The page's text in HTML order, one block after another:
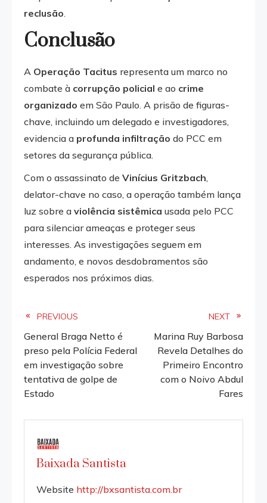
reclusão.
Conclusão
A Operação Tacitus representa um marco no
combate à corrupção policial e ao crime
organizado em São Paulo. A prisão de figuras-
chave, incluindo um delegado e investigadores,
evidencia a profunda infiltração do PCC em
setores da segurança pública.
Com o assassinato de Vinícius Gritzbach,
delator-chave no caso, a operação também lança
luz sobre a violência sistêmica usada pelo PCC
para silenciar ameaças e proteger seus
interesses. As investigações seguem em
andamento, e novos desdobramentos são
esperados nos próximos dias.
Read
more
articles
PREVIOUS
General Braga Netto é
preso pela Polícia Federal
em investigação sobre
tentativa de golpe de
Estado
NEXT
Marina Ruy Barbosa
Revela Detalhes do
Primeiro Encontro
com o Noivo Abdul
Fares
Baixada Santista
Website http://bxsantista.com.br